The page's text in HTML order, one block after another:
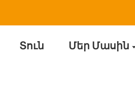
Տուն Մեր Մասին